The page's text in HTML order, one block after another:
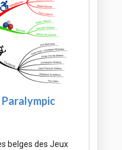
belges des Jeux